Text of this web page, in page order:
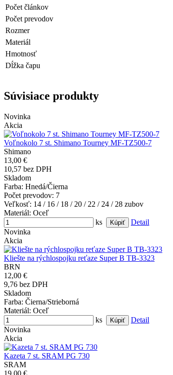
Počet článkov
Počet prevodov
Rozmer
Materiál
Hmotnosť
Dĺžka čapu
Súvisiace produkty
Novinka
Akcia
Voľnokolo 7 st. Shimano Tourney MF-TZ500-7
Shimano
13,00 €
10,57 bez DPH
Skladom
Farba: Hnedá/Čierna
Počet prevodov: 7
Veľkosť: 14 / 16 / 18 / 20 / 22 / 24 / 28 zubov
Materiál: Oceľ
ks
Detail
Novinka
Akcia
Kliešte na rýchlospojku reťaze Super B TB-3323
BRN
12,00 €
9,76 bez DPH
Skladom
Farba: Čierna/Strieborná
Materiál: Oceľ
ks
Detail
Novinka
Akcia
Kazeta 7 st. SRAM PG 730
SRAM